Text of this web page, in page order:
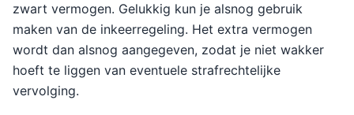
zwart vermogen. Gelukkig kun je alsnog gebruik
maken van de inkeerregeling. Het extra vermogen
wordt dan alsnog aangegeven, zodat je niet wakker
hoeft te liggen van eventuele strafrechtelijke
vervolging.